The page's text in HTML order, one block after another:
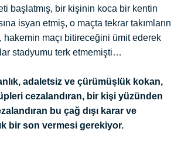
başlatmış, bir kişinin koca bir kentin
isyan etmiş, o maçta tekrar takımların
hakemin maçı bitireceğini ümit ederek
stadyumu terk etmemişti…
adaletsiz ve çürümüşlük kokan,
cezalandıran, bir kişi yüzünden
bu çağ dışı karar ve
bir son vermesi gerekiyor.